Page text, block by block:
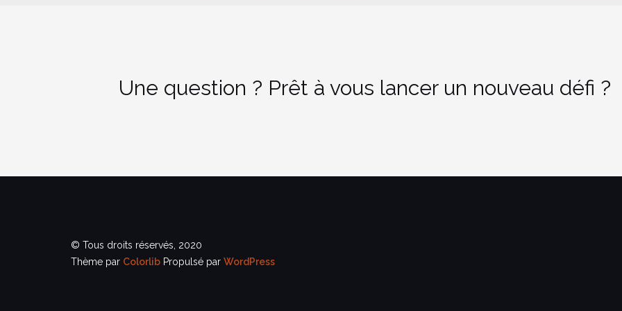
Une question ? Prêt à vous lancer un nouveau défi ?
© Tous droits réservés, 2020
Thème par Colorlib Propulsé par WordPress